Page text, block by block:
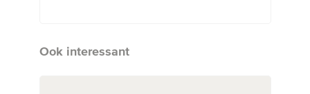
Ook interessant